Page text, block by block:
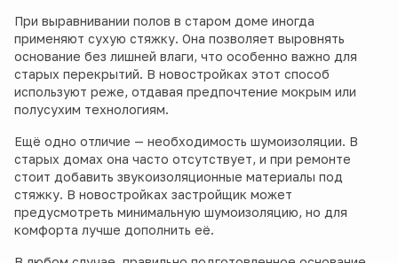
При выравнивании полов в старом доме иногда
применяют сухую стяжку. Она позволяет выровнять
основание без лишней влаги, что особенно важно для
старых перекрытий. В новостройках этот способ
используют реже, отдавая предпочтение мокрым или
полусухим технологиям.
Ещё одно отличие — необходимость шумоизоляции. В
старых домах она часто отсутствует, и при ремонте
стоит добавить звукоизоляционные материалы под
стяжку. В новостройках застройщик может
предусмотреть минимальную шумоизоляцию, но для
комфорта лучше дополнить её.